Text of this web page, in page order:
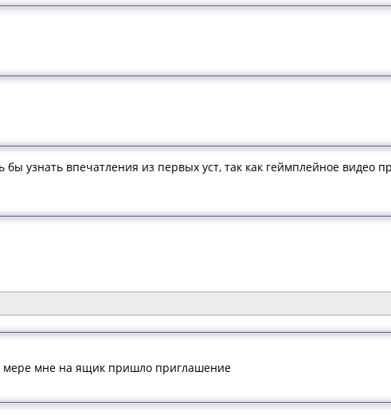
бы узнать впечатления из первых уст, так как геймплейное видео
мере мне на ящик пришло приглашение